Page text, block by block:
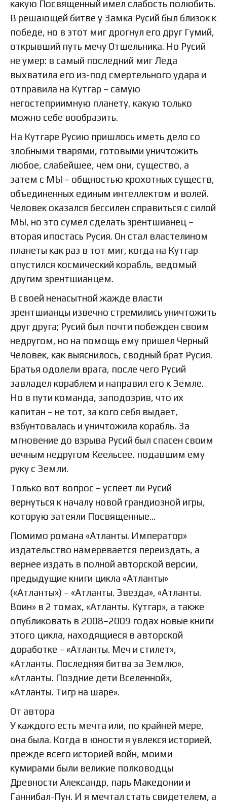
какую Посвященный имел слабость полюбить.
В решающей битве у Замка Русий был близок к
победе, но в этот миг дрогнул его друг Гумий,
открывший путь мечу Отшельника. Но Русий
не умер: в самый последний миг Леда
выхватила его из-под смертельного удара и
отправила на Кутгар – самую
негостеприимную планету, какую только
можно себе вообразить.
На Кутгаре Русию пришлось иметь дело со
злобными тварями, готовыми уничтожить
любое, слабейшее, чем они, существо, а
затем с МЫ – общностью крохотных существ,
объединенных единым интеллектом и волей.
Человек оказался бессилен справиться с силой
МЫ, но это сумел сделать зрентшианец –
вторая ипостась Русия. Он стал властелином
планеты как раз в тот миг, когда на Кутгар
опустился космический корабль, ведомый
другим зрентшианцем.
В своей ненасытной жажде власти
зрентшианцы извечно стремились уничтожить
друг друга; Русий был почти побежден своим
недругом, но на помощь ему пришел Черный
Человек, как выяснилось, сводный брат Русия.
Братья одолели врага, после чего Русий
завладел кораблем и направил его к Земле.
Но в пути команда, заподозрив, что их
капитан – не тот, за кого себя выдает,
взбунтовалась и уничтожила корабль. За
мгновение до взрыва Русий был спасен своим
вечным недругом Кеельсее, подавшим ему
руку с Земли.
Только вот вопрос – успеет ли Русий
вернуться к началу новой грандиозной игры,
которую затеяли Посвященные…
Помимо романа «Атланты. Император»
издательство намеревается переиздать, а
вернее издать в полной авторской версии,
предыдущие книги цикла «Атланты»
(«Атланты») – «Атланты. Звезда», «Атланты.
Воин» в 2 томах, «Атланты. Кутгар», а также
опубликовать в 2008–2009 годах новые книги
этого цикла, находящиеся в авторской
доработке – «Атланты. Меч и стилет»,
«Атланты. Последняя битва за Землю»,
«Атланты. Поздние дети Вселенной»,
«Атланты. Тигр на шаре».
От автора
У каждого есть мечта или, по крайней мере,
она была. Когда в юности я увлекся историей,
прежде всего историей войн, моими
кумирами были великие полководцы
Древности Александр, парь Македонии и
Ганнибал-Пун. И я мечтал стать свидетелем, а